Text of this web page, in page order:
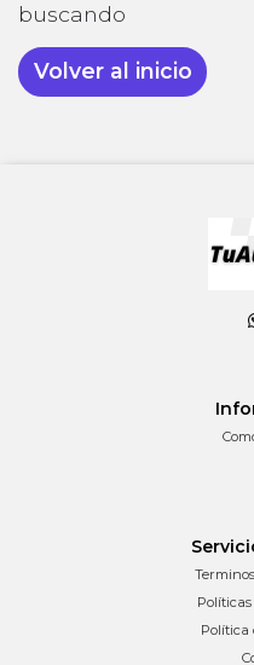
buscando
Volver al inicio
Política